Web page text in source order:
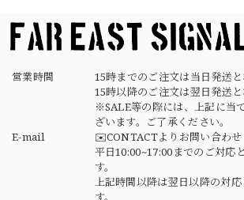
営業時間
15時までのご注文は当日発送と
15時以降のご注文は翌日発送と
※SALE等の際には、上記に当
ざいます。ご了承ください。
E-mail
✉️CONTACTよりお問い合わせ
平日10:00~17:00までのご対応
す。
上記時間以降は翌日以降の対
す。